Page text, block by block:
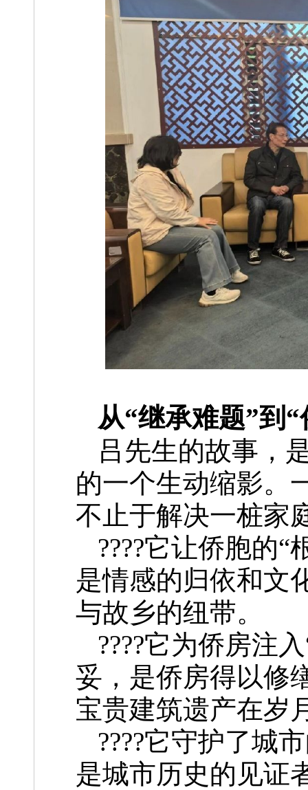
从“继承难题”到
吕先生的故事，
的一个生动缩影。
不止于解决一桩家
????它让侨胞的
是情感的归依和文
与故乡的纽带。
????它为侨房注
妥，是侨房得以修
宝贵建筑遗产在岁
????它守护了城
是城市历史的见证